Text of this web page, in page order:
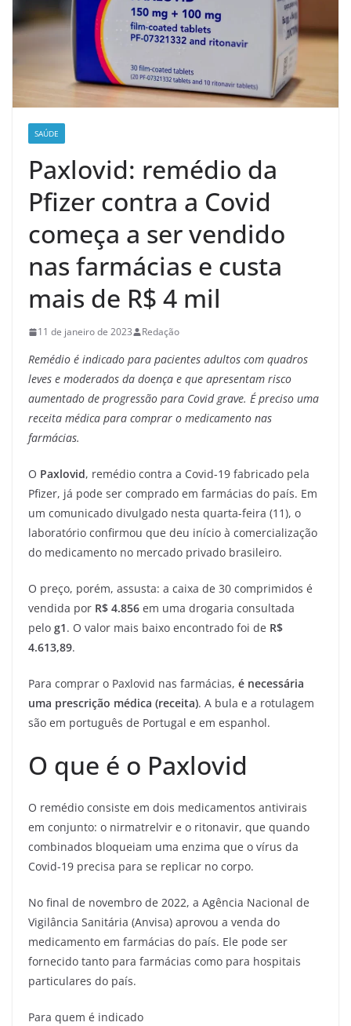
SAÚDE
Paxlovid: remédio da
Pfizer contra a Covid
começa a ser vendido
nas farmácias e custa
mais de R$ 4 mil
11 de janeiro de 2023 Redação
Remédio é indicado para pacientes adultos com quadros
leves e moderados da doença e que apresentam risco
aumentado de progressão para Covid grave. É preciso uma
receita médica para comprar o medicamento nas
farmácias.
O Paxlovid, remédio contra a Covid-19 fabricado pela
Pfizer, já pode ser comprado em farmácias do país. Em
um comunicado divulgado nesta quarta-feira (11), o
laboratório confirmou que deu início à comercialização
do medicamento no mercado privado brasileiro.
O preço, porém, assusta: a caixa de 30 comprimidos é
vendida por R$ 4.856 em uma drogaria consultada
pelo g1. O valor mais baixo encontrado foi de R$
4.613,89.
Para comprar o Paxlovid nas farmácias, é necessária
uma prescrição médica (receita). A bula e a rotulagem
são em português de Portugal e em espanhol.
O que é o Paxlovid
O remédio consiste em dois medicamentos antivirais
em conjunto: o nirmatrelvir e o ritonavir, que quando
combinados bloqueiam uma enzima que o vírus da
Covid-19 precisa para se replicar no corpo.
No final de novembro de 2022, a Agência Nacional de
Vigilância Sanitária (Anvisa) aprovou a venda do
medicamento em farmácias do país. Ele pode ser
fornecido tanto para farmácias como para hospitais
particulares do país.
Para quem é indicado